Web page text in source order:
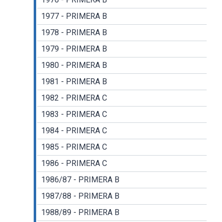
1977 - PRIMERA B
1978 - PRIMERA B
1979 - PRIMERA B
1980 - PRIMERA B
1981 - PRIMERA B
1982 - PRIMERA C
1983 - PRIMERA C
1984 - PRIMERA C
1985 - PRIMERA C
1986 - PRIMERA C
1986/87 - PRIMERA B
1987/88 - PRIMERA B
1988/89 - PRIMERA B